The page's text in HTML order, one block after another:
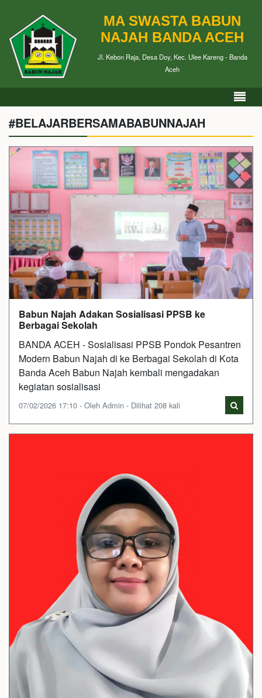
MA SWASTA BABUN
NAJAH BANDA ACEH
Jl. Kebon Raja, Desa Doy, Kec. Ulee Kareng - Banda
Aceh
#BELAJARBERSAMABABUNNAJAH
Babun Najah Adakan Sosialisasi PPSB ke
Berbagai Sekolah
BANDA ACEH - Sosialisasi PPSB Pondok Pesantren
Modern Babun Najah di ke Berbagai Sekolah di Kota
Banda Aceh Babun Najah kembali mengadakan
kegiatan sosialisasi
07/02/2026 17:10 - Oleh Admin - Dilihat 208 kali